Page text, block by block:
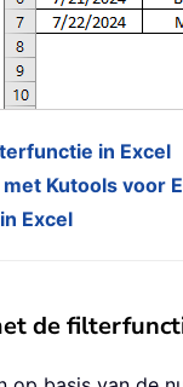
in Excel
Kutools voor
Excel
de